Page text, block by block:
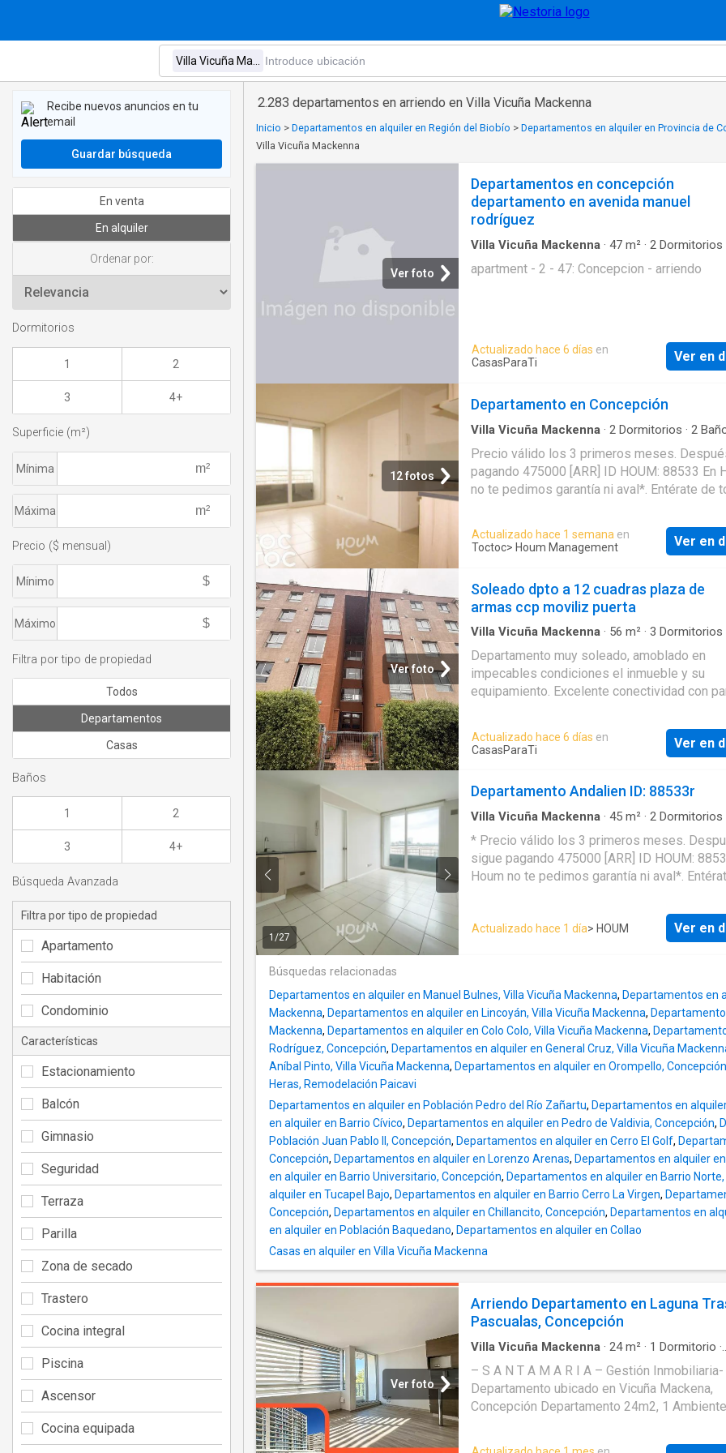
2.283 departamentos en arriendo en Villa Vicuña Mackenna
Inicio > Departamentos en alquiler en Región del Biobío > Departamentos en alquiler en Provincia de
Villa Vicuña Mackenna
Ver foto
Departamentos en concepción
departamento en avenida manuel
rodríguez
Villa Vicuña Mackenna · 47 m² · 2 Dormitorios
apartment - 2 - 47: Concepcion - arriendo
Actualizado hace 6 días en
CasasParaTi
Ver en
12 fotos
Departamento en Concepción
Villa Vicuña Mackenna · 2 Dormitorios · 2
Precio válido los 3 primeros meses.
pagando 475000 [ARR] ID HOUM: 88533 En
no te pedimos garantía ni aval*. Entérate de
e intermediación con el propietario - Firma tu
contrato online - Arrienda sin burocracia
mucho más rápido Departamento en arriendo
superficie construida de 45.00 m² y
de 47.00 m². Sus principales características
mariposa - Amoblado - 2 dormitorios - 2
Admite mascotas - Piso 7 - Año de
2022 - Conexión a lavadora Además el
cuenta con las siguientes amenidades: -
eventos - Vigilancia 24 hrs - Ascensor -
personalizada durante todo el proceso.
para arrendar con nosotros: - Se deben
En caso de que tus ingresos no lleguen a 2 8
el valor del arrie
Actualizado hace 1 semana en
Toctoc> Houm Management Ver en
Ver foto
Soleado dpto a 12 cuadras plaza de
armas ccp moviliz puerta
Villa Vicuña Mackenna · 56 m² · 3 Dormitorios
Departamento muy soleado, amoblado en
impecables condiciones el inmueble y su
equipamiento. Excelente conectividad con
centro de Concepción a pie. Cuenta con dos
dormitorios equipados con cama y un
comedor y dos dormitorios en condiciones
utilizados
Actualizado hace 6 días en
CasasParaTi
Ver en
1 /27
Departamento Andalien ID: 88533r
Villa Vicuña Mackenna · 45 m² · 2 Dormitorios
polivalente·Trastero·Terraza
* Precio válido los 3 primeros meses.
sigue pagando 475000 [ARR] ID HOUM: 88533 En
Houm no te pedimos garantía ni aval*.
Asistencia e intermediación con el propietario
Firma tu contrato online • Arrienda sin burocracia,
total de 47.00 m². Sus principales características
son: • mariposa • Amoblado • 2 dormitorios • 2 baños
• Admite mascotas • Piso 7 • Año de construcción:
2022 • Conexión a lavadora Además, el inmueble
cuenta con las siguientes amenidades: • Salón de
Si arriendas con nosotros, te brindamos
personalizada durante todo el proceso. Requisitos
para arrendar con nosotros: • Se deben demostrar
ingresos que sean 2,8 veces el valor del
En caso de que tus ingresos no lleguen a
el valor del arriendo, estos pueden ser la
los ingresos de las personas que vivirán en
propiedad IMPORTANTE: • Si tienes alguna duda por
favor puedes solicitar más información
portales como también contactarte
propiedad: esta puede ser presencial o vía
streaming, desde la comodidad de tu hogar Más que
una corredora, somos Houm. *Aplican T&C
Actualizado hace 1 día> HOUM Ver en
Búsquedas relacionadas
Departamentos en alquiler en Manuel Bulnes, Villa Vicuña Mackenna, Departamentos en
Mackenna, Departamentos en alquiler en Lincoyán, Villa Vicuña Mackenna,
Mackenna, Departamentos en alquiler en Colo Colo, Villa Vicuña Mackenna,
Rodríguez, Concepción, Departamentos en alquiler en General Cruz, Villa Vicuña
Aníbal Pinto, Villa Vicuña Mackenna, Departamentos en alquiler en Orompello, Concepción
Heras, Remodelación Paicavi
Departamentos en alquiler en Población Pedro del Río Zañartu, Departamentos en
en alquiler en Barrio Cívico, Departamentos en alquiler en Pedro de Valdivia, Concepción,
Población Juan Pablo II, Concepción, Departamentos en alquiler en Cerro El Golf,
Concepción, Departamentos en alquiler en Lorenzo Arenas, Departamentos en alquiler
en alquiler en Barrio Universitario, Concepción, Departamentos en alquiler en Barrio
alquiler en Tucapel Bajo, Departamentos en alquiler en Barrio Cerro La Virgen,
Concepción, Departamentos en alquiler en Chillancito, Concepción, Departamentos en
en alquiler en Población Baquedano, Departamentos en alquiler en Collao
Casas en alquiler en Villa Vicuña Mackenna
Ver foto
Arriendo Departamento en Laguna
Pascualas, Concepción
Villa Vicuña Mackenna · 24m² · 1 Dormitorio ·
integral· Calefacción
– S A N T A M A R I A – Gestión Inmobiliaria-
Departamento ubicado en Vicuña Mackena,
Concepción Departamento 24m2, 1
Rebajado 3 meses: $ Gastos comunes:
Recibe nuevos anuncios en tu
email
Guardar búsqueda
En venta
En alquiler
Ordenar por:
Dormitorios
1 2
3 4+
Superficie (m²)
Mínima
Máxima
Precio ($ mensual)
Mínimo
Máximo
Filtra por tipo de propiedad
Todos
Departamentos
Casas
Baños
1 2
3 4+
Búsqueda Avanzada
Filtra por tipo de propiedad
Apartamento
Habitación
Condominio
Características
Estacionamiento
Balcón
Gimnasio
Seguridad
Terraza
Parilla
Zona de secado
Trastero
Cocina integral
Piscina
Ascensor
Cocina equipada